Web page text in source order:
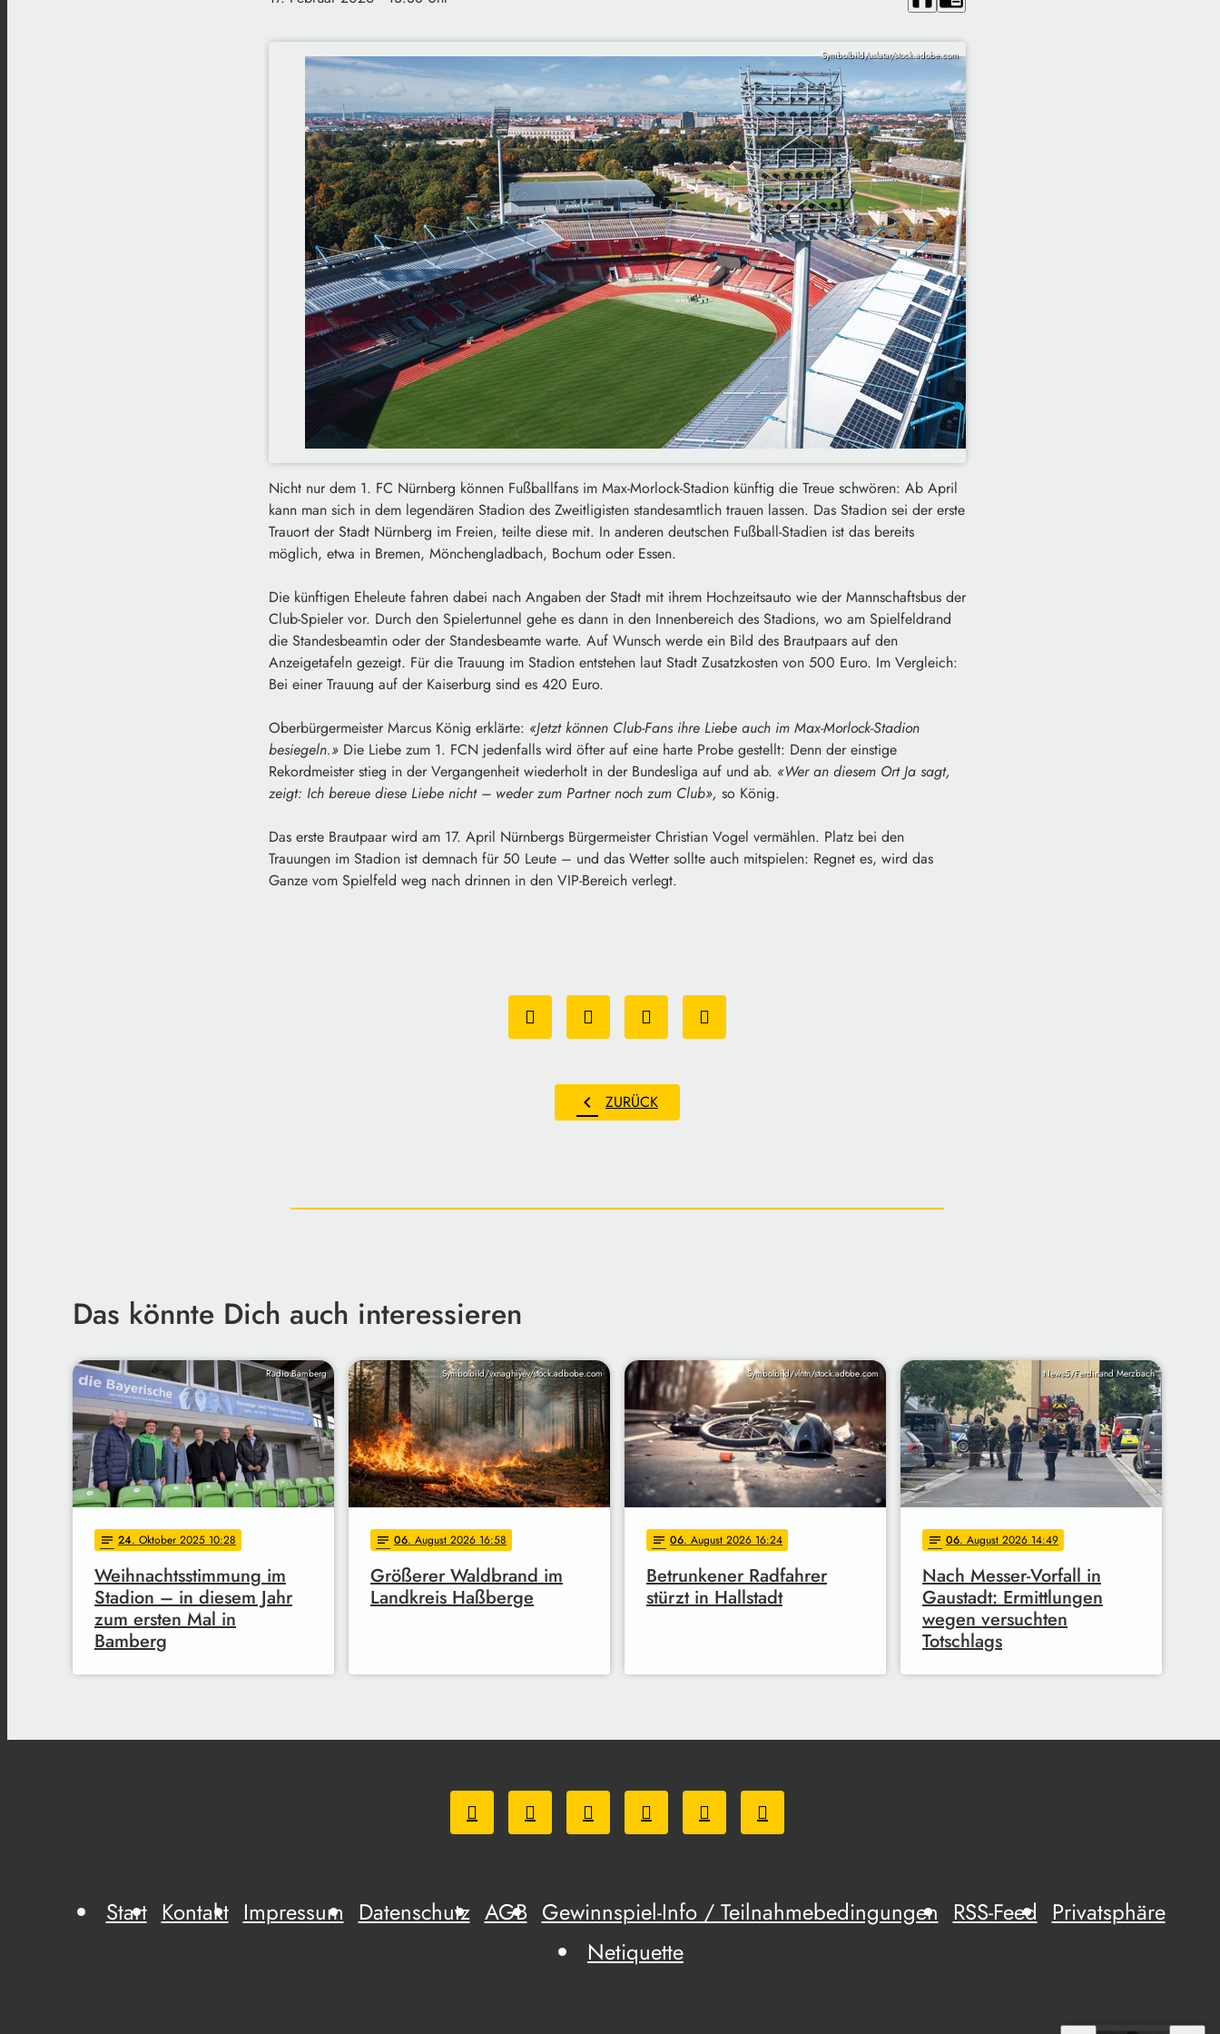
Symbolbild/uslatar/stock.adobe.com
Nicht nur dem 1. FC Nürnberg können Fußballfans im Max-Morlock-Stadion künftig die Treue schwören: Ab April
kann man sich in dem legendären Stadion des Zweitligisten standesamtlich trauen lassen. Das Stadion sei der erste
Trauort der Stadt Nürnberg im Freien, teilte diese mit. In anderen deutschen Fußball-Stadien ist das bereits
möglich, etwa in Bremen, Mönchengladbach, Bochum oder Essen.
Die künftigen Eheleute fahren dabei nach Angaben der Stadt mit ihrem Hochzeitsauto wie der Mannschaftsbus der
Club-Spieler vor. Durch den Spielertunnel gehe es dann in den Innenbereich des Stadions, wo am Spielfeldrand
die Standesbeamtin oder der Standesbeamte warte. Auf Wunsch werde ein Bild des Brautpaars auf den
Anzeigetafeln gezeigt. Für die Trauung im Stadion entstehen laut Stadt Zusatzkosten von 500 Euro. Im Vergleich:
Bei einer Trauung auf der Kaiserburg sind es 420 Euro.
Oberbürgermeister Marcus König erklärte: «Jetzt können Club­-Fans ihre Liebe auch im Max­-Morlock-­Stadion
besiegeln.» Die Liebe zum 1. FCN jedenfalls wird öfter auf eine harte Probe gestellt: Denn der einstige
Rekordmeister stieg in der Vergangenheit wiederholt in der Bundesliga auf und ab. «Wer an diesem Ort Ja sagt,
zeigt: Ich bereue diese Liebe nicht – weder zum Partner noch zum Club», so König.
Das erste Brautpaar wird am 17. April Nürnbergs Bürgermeister Christian Vogel vermählen. Platz bei den
Trauungen im Stadion ist demnach für 50 Leute – und das Wetter sollte auch mitspielen: Regnet es, wird das
Ganze vom Spielfeld weg nach drinnen in den VIP-Bereich verlegt.
chevron_left ZURÜCK
Das könnte Dich auch interessieren
Radio Bamberg
notes 24. Oktober 2025 10:28
Weihnachtsstimmung im
Stadion – in diesem Jahr
zum ersten Mal in
Bamberg
Symbolbild/vxnaghiyev/stock.adbobe.com
notes 06. August 2026 16:58
Größerer Waldbrand im
Landkreis Haßberge
Symbolbild/vlntn/stock.adobe.com
notes 06. August 2026 16:24
Betrunkener Radfahrer
stürzt in Hallstadt
News5/Ferdinand Merzbach
notes 06. August 2026 14:49
Nach Messer-Vorfall in
Gaustadt: Ermittlungen
wegen versuchten
Totschlags
Start Kontakt Impressum Datenschutz AGB Gewinnspiel-Info / Teilnahmebedingungen RSS-Feed Privatsphäre
Netiquette